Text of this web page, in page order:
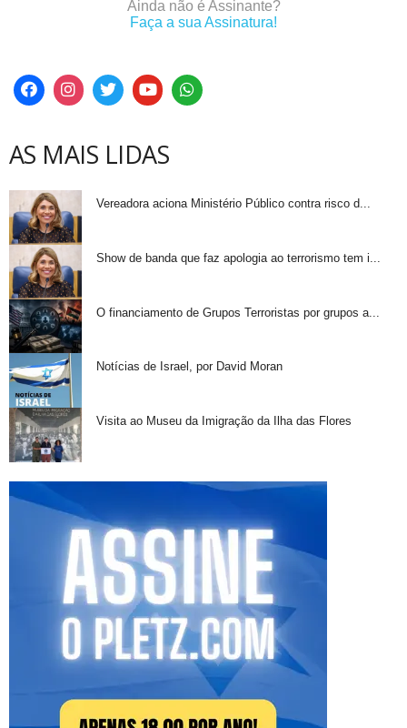
Ainda não é Assinante?
Faça a sua Assinatura!
AS MAIS LIDAS
Vereadora aciona Ministério Público contra risco d...
Show de banda que faz apologia ao terrorismo tem i...
O financiamento de Grupos Terroristas por grupos a...
Notícias de Israel, por David Moran
Visita ao Museu da Imigração da Ilha das Flores